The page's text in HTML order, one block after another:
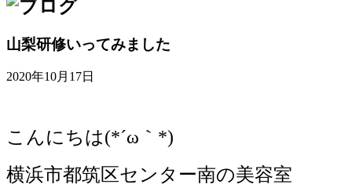
山梨研修いってみました
2020年10月17日
こんにちは(*´ω｀*)
横浜市都筑区センター南の美容室